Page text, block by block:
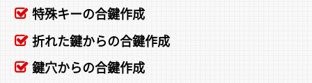
特殊キーの合鍵作成
折れた鍵からの合鍵作成
鍵穴からの合鍵作成